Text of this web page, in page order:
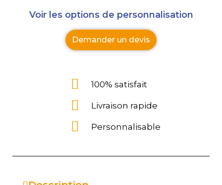
Voir les options de personnalisation
Demander un devis
100% satisfait
Livraison rapide
Personnalisable